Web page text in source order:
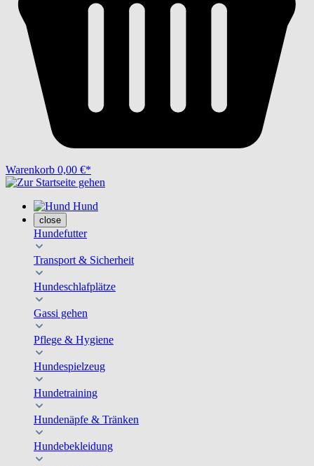
Warenkorb 0,00 €*
Hund
close
Hundefutter
Transport & Sicherheit
Hundeschlafplätze
Gassi gehen
Pflege & Hygiene
Hundespielzeug
Hundetraining
Hundenäpfe & Tränken
Hundebekleidung